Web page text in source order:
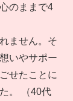
のままで4
ません。そ
いやサポー
せたことに
。 （40代